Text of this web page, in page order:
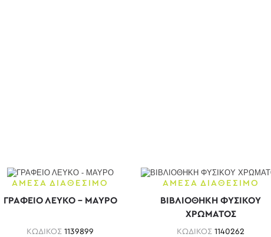
ΑΜΕΣΑ ΔΙΑΘΕΣΙΜΟ
ΓΡΑΦΕΙΟ ΛΕΥΚΟ - ΜΑΥΡΟ
ΚΩΔΙΚΟΣ1139899
ΑΜΕΣΑ ΔΙΑΘΕΣΙΜΟ
ΒΙΒΛΙΟΘΗΚΗ ΦΥΣΙΚΟΥ
ΧΡΩΜΑΤΟΣ
ΚΩΔΙΚΟΣ1140262